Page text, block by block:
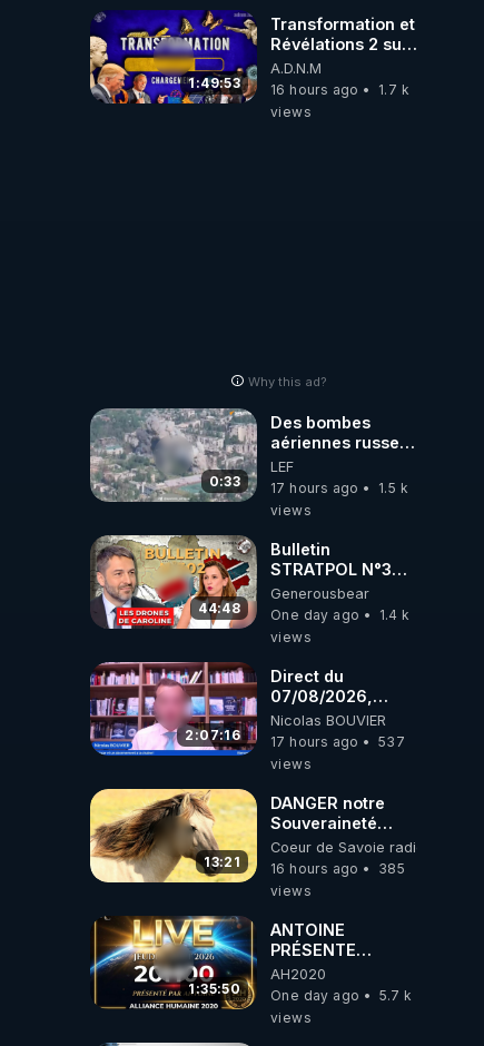
1:49:53
Transformation et
Révélations 2 sur
2 - live du
07/08/26
A.D.N.M
16 hours ago
1.7 k
views
Why this ad?
0:33
Des bombes
aériennes russes
anéantissent les
centres de
contrôle de
brigades
ukrainienne
LEF
17 hours ago
1.5 k
views
44:48
Bulletin
STRATPOL N°302.
Armée des
drones, MS-21 en
série, missiles
07.08.2026.
Generousbear
One day ago
1.4 k
views
2:07:16
Direct du
07/08/2026,
présenté par
Nicolas BOUVIER
Nicolas BOUVIER
17 hours ago
537
views
13:21
DANGER notre
Souveraineté
Alimentaire est
attaqué...
Coeur de Savoie radioweb TV
16 hours ago
385
views
1:35:50
ANTOINE
PRÉSENTE
AH2020 LE LIVE
20H ***DU
06/08/2026***
AH2020
One day ago
5.7 k
views